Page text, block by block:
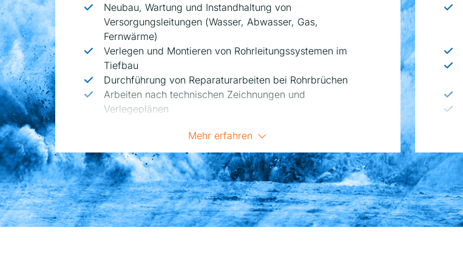
Neubau, Wartung und Instandhaltung von
Versorgungsleitungen (Wasser, Abwasser, Gas,
Fernwärme)
Verlegen und Montieren von Rohrleitungssystemen im
Tiefbau
Durchführung von Reparaturarbeiten bei Rohrbrüchen
Arbeiten nach technischen Zeichnungen und
Verlegeplänen
Absicherung von Baustellen im öffentlichen Verkehrsraum
Dokumentation der durchgeführten Arbeiten
Mehr erfahren